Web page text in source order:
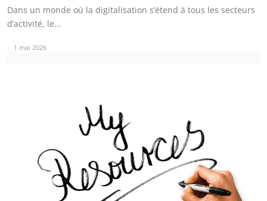
Dans un monde où la digitalisation s’étend à tous les secteurs
d’activité, le…
1 mai 2026